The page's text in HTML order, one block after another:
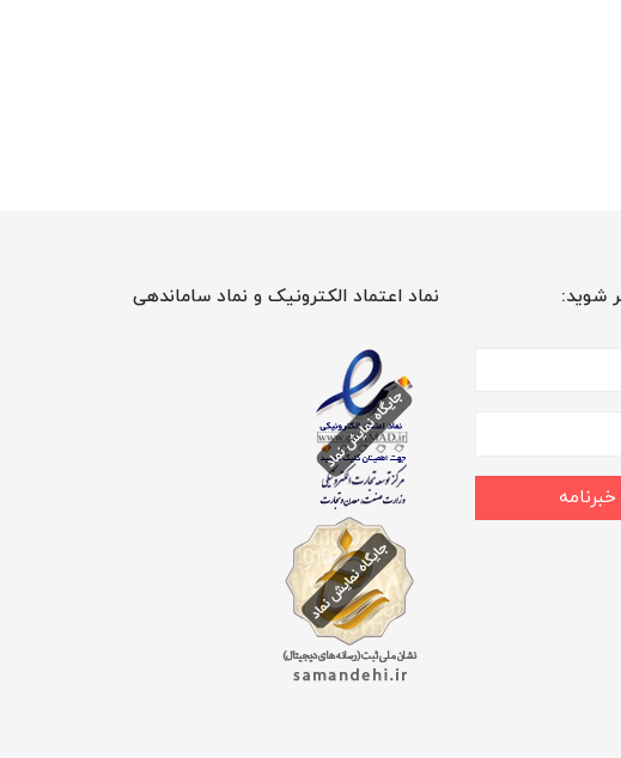
شوید: نماد اعتماد الکترونیک و نماد ساماندهی